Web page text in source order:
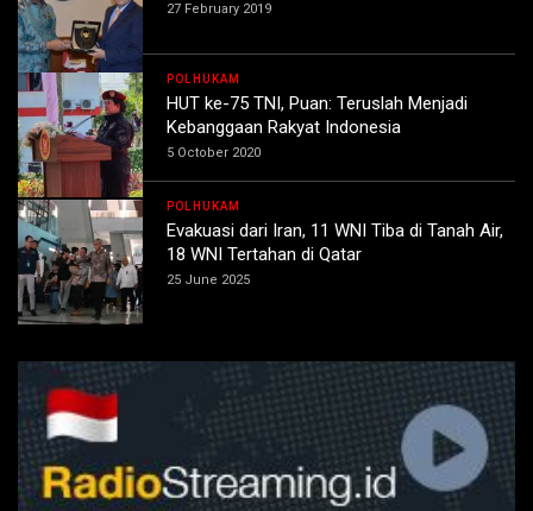
27 February 2019
POLHUKAM
HUT ke-75 TNI, Puan: Teruslah Menjadi
Kebanggaan Rakyat Indonesia
5 October 2020
POLHUKAM
Evakuasi dari Iran, 11 WNI Tiba di Tanah Air,
18 WNI Tertahan di Qatar
25 June 2025